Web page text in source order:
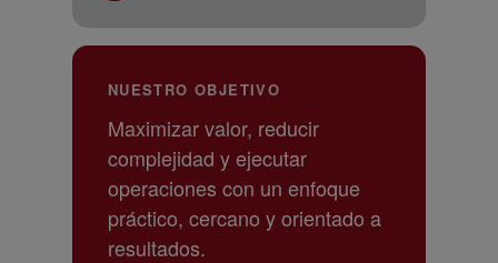
Aseguramos que la transición genere
de equipos y cumplimiento de
compromisos.
NUESTRO OBJETIVO
Maximizar valor, reducir
complejidad y ejecutar
operaciones con un enfoque
práctico, cercano y orientado a
resultados.